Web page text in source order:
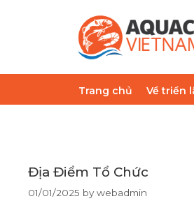
Trang chủ Về triển
Địa Điểm Tổ Chức
01/01/2025 bywebadmin